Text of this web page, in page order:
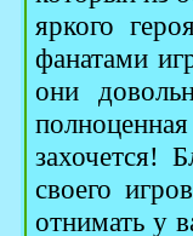
яркого
фанатами
они
захочется!
своего
отнимать у